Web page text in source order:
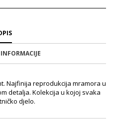
Najfinija reprodukcija mramora u
detalja. Kolekcija u kojoj svaka
djelo.